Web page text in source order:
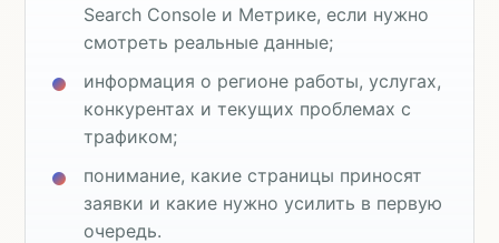
Search Console и Метрике, если нужно
смотреть реальные данные;
информация о регионе работы, услугах,
конкурентах и текущих проблемах с
трафиком;
понимание, какие страницы приносят
заявки и какие нужно усилить в первую
очередь.